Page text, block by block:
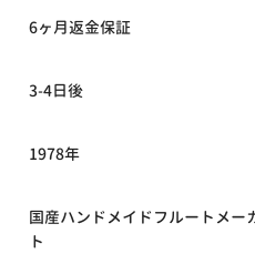
6ヶ月返金保証
3-4日後
1978年
国産ハンドメイドフルートメー
ト